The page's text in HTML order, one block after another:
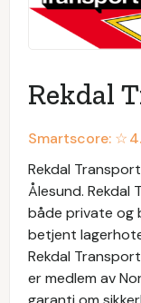
Rekdal
Smartscore: ☆
Rekdal
Ålesund.
både private og
betjent
Rekdal
er medlem av